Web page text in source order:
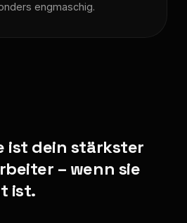
engmaschig.
ist dein stärkster
– wenn sie
ist.